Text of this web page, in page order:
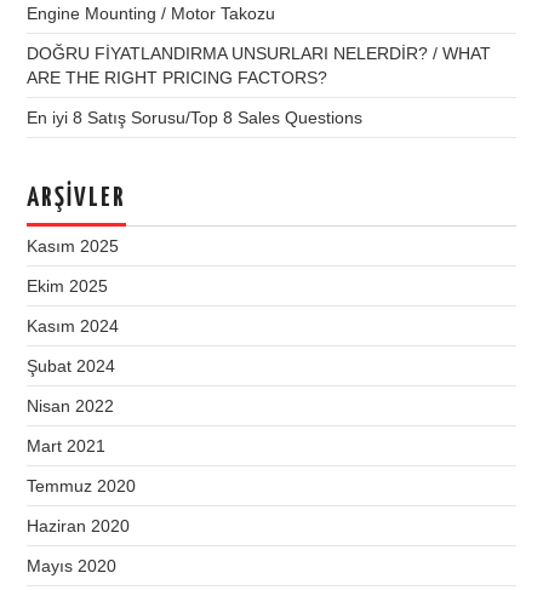
Engine Mounting / Motor Takozu
DOĞRU FİYATLANDIRMA UNSURLARI NELERDİR? / WHAT
ARE THE RIGHT PRICING FACTORS?
En iyi 8 Satış Sorusu/Top 8 Sales Questions
ARŞIVLER
Kasım 2025
Ekim 2025
Kasım 2024
Şubat 2024
Nisan 2022
Mart 2021
Temmuz 2020
Haziran 2020
Mayıs 2020